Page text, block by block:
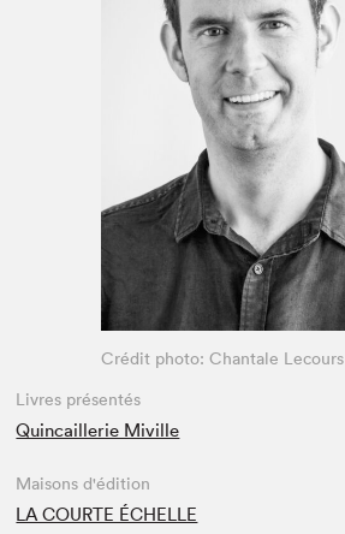
Espace enseignant·e·s
Crédit photo: Chantale Lecours
Livres présentés
Quincaillerie Miville
Maisons d'édition
LA COURTE ÉCHELLE